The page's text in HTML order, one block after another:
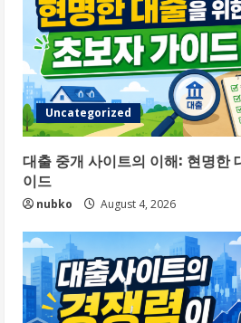
Uncategorized
대출 중개 사이트의 이해: 현명한
이드
nubko August 4, 2026